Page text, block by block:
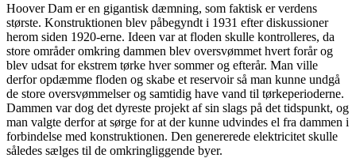
Hoover Dam er en gigantisk dæmning, som faktisk er verdens
største. Konstruktionen blev påbegyndt i 1931 efter diskussioner
herom siden 1920-erne. Ideen var at floden skulle kontrolleres, da
store områder omkring dammen blev oversvømmet hvert forår og
blev udsat for ekstrem tørke hver sommer og efterår. Man ville
derfor opdæmme floden og skabe et reservoir så man kunne undgå
de store oversvømmelser og samtidig have vand til tørkeperioderne.
Dammen var dog det dyreste projekt af sin slags på det tidspunkt, og
man valgte derfor at sørge for at der kunne udvindes el fra dammen i
forbindelse med konstruktionen. Den genererede elektricitet skulle
således sælges til de omkringliggende byer.